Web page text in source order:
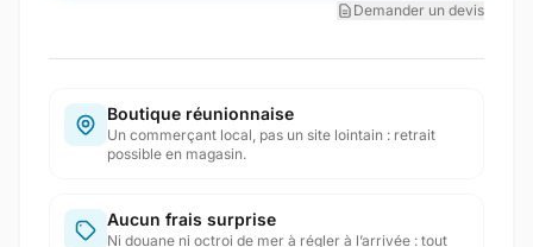
Demander un devis
Boutique réunionnaise
Un commerçant local, pas un site lointain : retrait
possible en magasin.
Aucun frais surprise
Ni douane ni octroi de mer à régler à l’arrivée : tout